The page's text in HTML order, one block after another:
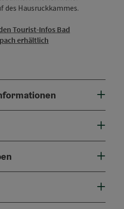
des Hausruckkammes.
Tourist-Infos Bad
erhältlich